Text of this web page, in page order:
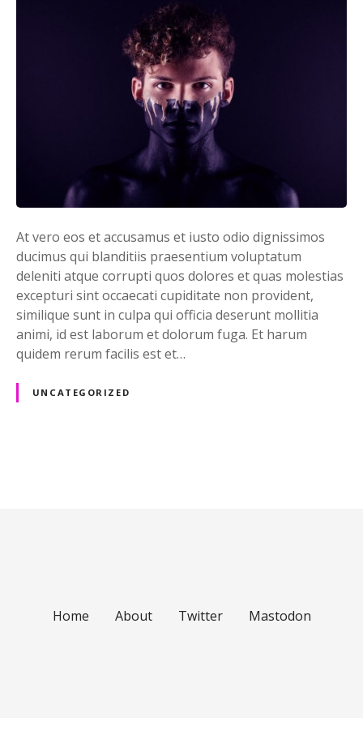
At vero eos et accusamus et iusto odio dignissimos
ducimus qui blanditiis praesentium voluptatum
deleniti atque corrupti quos dolores et quas molestias
excepturi sint occaecati cupiditate non provident,
similique sunt in culpa qui officia deserunt mollitia
animi, id est laborum et dolorum fuga. Et harum
quidem rerum facilis est et…
UNCATEGORIZED
Home About Twitter Mastodon